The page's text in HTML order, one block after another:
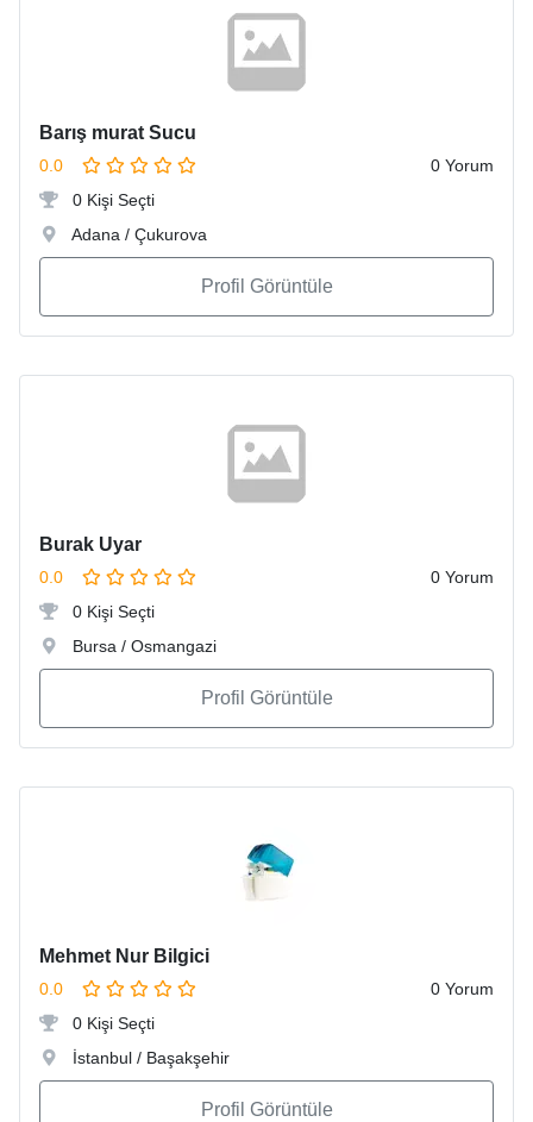
Barış murat Sucu
0.0
0 Yorum
0 Kişi Seçti
Adana / Çukurova
Profil Görüntüle
Burak Uyar
0.0
0 Yorum
0 Kişi Seçti
Bursa / Osmangazi
Profil Görüntüle
Mehmet Nur Bilgici
0.0
0 Yorum
0 Kişi Seçti
İstanbul / Başakşehir
Profil Görüntüle